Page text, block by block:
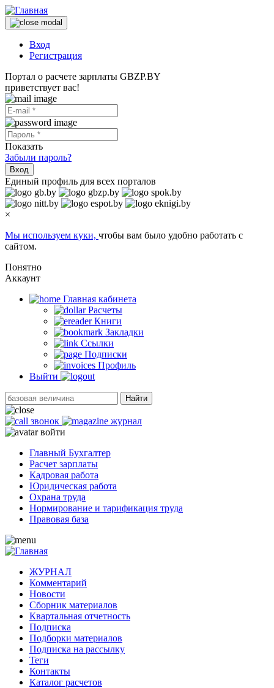
Вход
Регистрация
Портал о расчете зарплаты GBZP.BY
приветствует вас!
Показать
Забыли пароль?
Вход
Единый профиль для всех порталов
×
Мы используем куки, чтобы вам было удобно работать с
сайтом.
Понятно
Аккаунт
Главная кабинетa
Расчеты
Книги
Закладки
Ссылки
Подписки
Профиль
Выйти
Найти
звонок
журнал
войти
Главный Бухгалтер
Расчет зарплаты
Кадровая работа
Юридическая работа
Охрана труда
Нормирование и тарификация труда
Правовая база
ЖУРНАЛ
Комментарий
Новости
Сборник материалов
Квартальная отчетность
Подписка
Подборки материалов
Подписка на рассылку
Теги
Контакты
Каталог расчетов